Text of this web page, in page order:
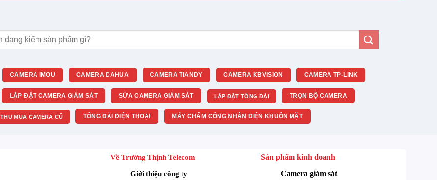
CAMERA IMOU CAMERA DAHUA CAMERA TIANDY CAMERA KBVISION CAMERA TP-LINK
LẮP ĐẶT CAMERA GIÁM SÁT SỬA CAMERA GIÁM SÁT LẮP ĐẶT TỔNG ĐÀI TRỌN BỘ CAMERA
THU MUA CAMERA CŨ TỔNG ĐÀI ĐIỆN THOẠI MÁY CHẤM CÔNG NHẬN DIỆN KHUÔN MẶT
Về Trường Thịnh Telecom
Giới thiệu công ty
Sản phẩm kinh doanh
Camera giám sát